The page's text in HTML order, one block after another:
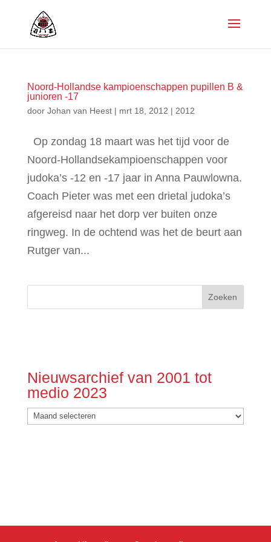
Noord-Hollandse kampioenschappen pupillen B &
junioren -17
door Johan van Heest| mrt 18, 2012 | 2012
Op zondag 18 maart was het tijd voor de
Noord-Hollandsekampioenschappen voor
judoka’s -12 en -17 jaar in Anna Pauwlowna.
Coach Pieter was met een drietal judoka’s
afgereisd naar het dorp ver buiten onze
ringweg. In de ochtend was het de beurt aan
Rutger van...
Nieuwsarchief van 2001 tot
medio 2023
Nieuwsarchief
van